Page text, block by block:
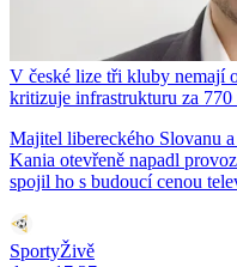
V české lize tři kluby nemají
kritizuje infrastrukturu za
Majitel libereckého Slovanu
Kania otevřeně napadl
spojil ho s budoucí cenou
SportyŽivě